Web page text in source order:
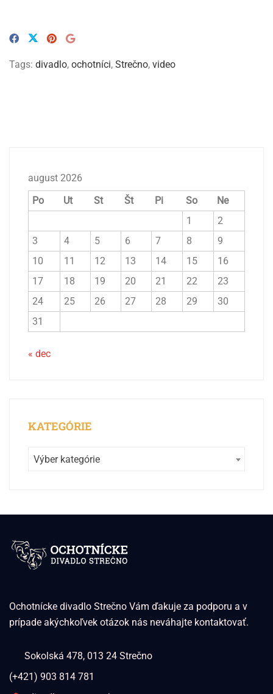
Tags: divadlo, ochotníci, Strečno, video
august 2026
Po
Ut St Št Pi So
Ne
1
2
3
4 5 6 7 8
9
10
11 12 13 14 15
16
17
18 19 20 21 22
23
24
25 26 27 28 29
30
31
« dec
KATEGÓRIE
Výber kategórie
Ochotnícke divadlo Strečno Vám ďakuje za podporu a v
prípade akýchkoľvek otázok nás neváhajte kontaktovať.
Sokolská 478, 013 24 Strečno
(+421) 903 814 781